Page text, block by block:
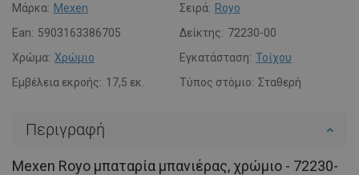
Μάρκα: Mexen Σειρά: Royo
Ean: 5903163386705 Δείκτης: 72230-00
Χρώμα: Χρώμιο Εγκατάσταση: Τοίχου
Εμβέλεια εκροής: 17,5 εκ. Τύπος στόμιο: Σταθερή
Περιγραφή
Mexen Royo μπαταρία μπανιέρας, χρώμιο - 72230-